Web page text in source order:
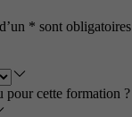
* sont obligatoires
pour cette formation ?